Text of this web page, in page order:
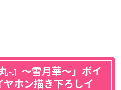
-』〜雪月華〜」ボイ
ヤホン描き下ろしイ